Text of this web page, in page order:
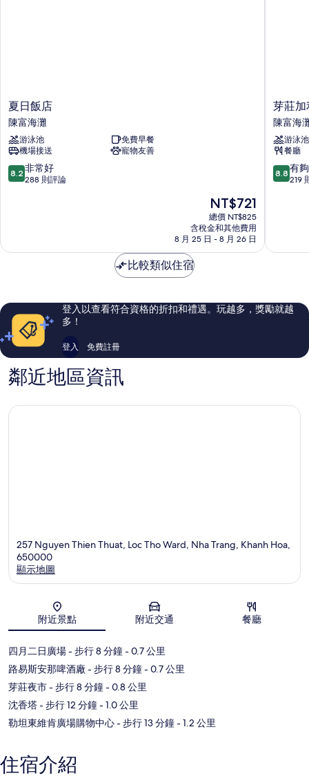
夏
日
飯
店
陳
富
海
夏日飯店
陳富海灘
游泳池
免費早餐
機場接送
寵物友善
8.2
分，
常
評
論
8.2 非常好
288 則評論
現
在
價
格
為
NT$721
總價 NT$825
含稅金和其他費用
8 月 25 日 - 8 月 26 日
芽
莊
加
利
奧
特
飯
芽莊加
陳富海
游泳池
餐廳
8.8
分，
夠
評
論
8.8 有
219
比較類似住宿
登入以查看符合資格的折扣和禮遇。玩越多，獎勵就越
多！
登入 免費註冊
鄰近地區資訊
257 Nguyen Thien Thuat, Loc Tho Ward, Nha Trang, Khanh Hoa,
650000
顯示地圖
附近景點 附近交通 餐廳
四月二日廣場- 步行 8 分鐘- 0.7 公里
路易斯安那啤酒廠 - 步行 8 分鐘- 0.7 公里
芽莊夜市- 步行 8 分鐘- 0.8 公里
沈香塔- 步行 12 分鐘- 1.0 公里
勒坦東維肯廣場購物中心- 步行 13 分鐘- 1.2 公里
住宿介紹